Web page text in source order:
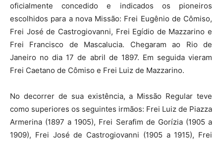
oficialmente concedido e indicados os pioneiros
escolhidos para a nova Missão: Frei Eugênio de Cômiso,
Frei José de Castrogiovanni, Frei Egídio de Mazzarino e
Frei Francisco de Mascalucia. Chegaram ao Rio de
Janeiro no dia 17 de abril de 1897. Em seguida vieram
Frei Caetano de Cômiso e Frei Luiz de Mazzarino.
No decorrer de sua existência, a Missão Regular teve
como superiores os seguintes irmãos: Frei Luiz de Piazza
Armerina (1897 a 1905), Frei Serafim de Gorízia (1905 a
1909), Frei José de Castrogiovanni (1905 a 1915), Frei